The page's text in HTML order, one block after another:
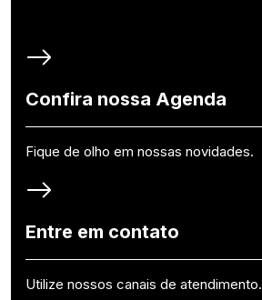
Confira nossa Agenda
Fique de olho em nossas novidades.
Entre em contato
Utilize nossos canais de atendimento.